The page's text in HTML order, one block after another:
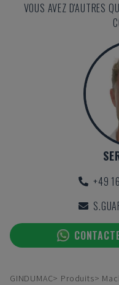
VOUS AVEZ D'AUTRES
+49
GINDUMAC Produits